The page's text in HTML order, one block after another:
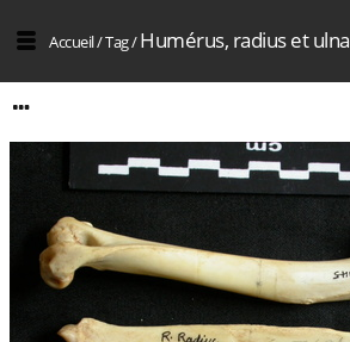
Accueil/Tag/Humérus, radius et ulna